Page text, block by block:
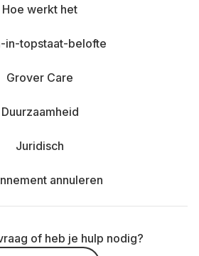
Hoe werkt het
in-topstaat-belofte
Grover Care
Duurzaamheid
Juridisch
annuleren
of heb je hulp nodig?